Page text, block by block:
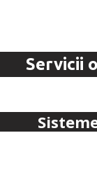
Servicii